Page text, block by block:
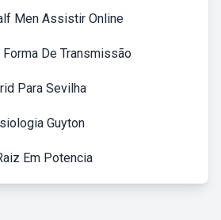
Men Assistir Online
De Transmissão
Para Sevilha
Guyton
Em Potencia